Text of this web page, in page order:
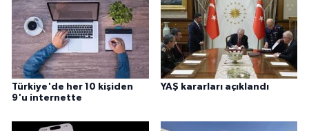
Türkiye'de her 10 kişiden
9'u internette
YAŞ kararları açıklandı
Nevşehir Müftülüğü
Niğde Müftülüğü
Ordu Müftülüğü